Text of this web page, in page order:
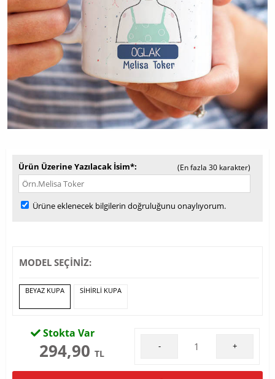
Ürün Üzerine Yazılacak İsim* (En fazla 30 karakter)
Ürüne eklenecek bilgilerin doğruluğunu onaylıyorum.
MODEL SEÇİNİZ:
BEYAZ KUPA SİHİRLİ KUPA
Stokta Var
294,90 TL
- +